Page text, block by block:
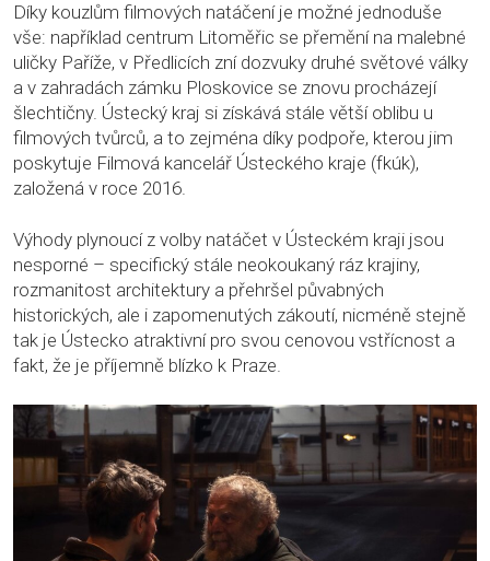
Díky kouzlům filmových natáčení je možné jednoduše
vše: například centrum Litoměřic se přemění na malebné
uličky Paříže, v Předlicích zní dozvuky druhé světové války
a v zahradách zámku Ploskovice se znovu procházejí
šlechtičny. Ústecký kraj si získává stále větší oblibu u
filmových tvůrců, a to zejména díky podpoře, kterou jim
poskytuje Filmová kancelář Ústeckého kraje (fkúk),
založená v roce 2016.
Výhody plynoucí z volby natáčet v Ústeckém kraji jsou
nesporné – specifický stále neokoukaný ráz krajiny,
rozmanitost architektury a přehršel půvabných
historických, ale i zapomenutých zákoutí, nicméně stejně
tak je Ústecko atraktivní pro svou cenovou vstřícnost a
fakt, že je příjemně blízko k Praze.